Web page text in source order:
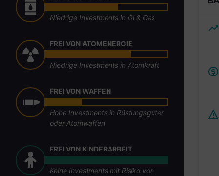
Niedrige Investments in Öl & Gas
FREI VON ATOMENERGIE
Niedrige Investments in Atomkraft
FREI VON WAFFEN
Hohe Investments in Rüstungsgüter
oder Atomwaffen
FREI VON KINDERARBEIT
Keine Investments mit Risiko von